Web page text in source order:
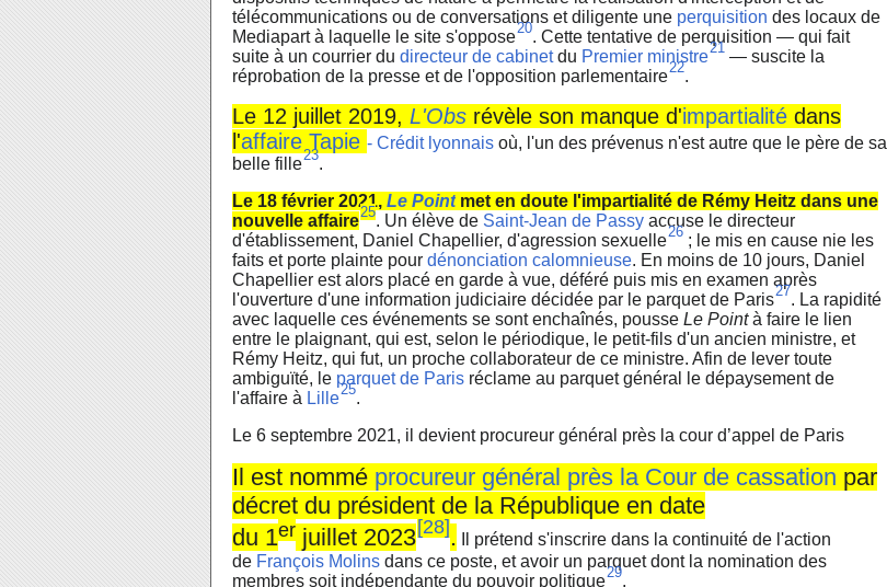
télécommunications ou de conversations et diligente une perquisition des locaux de
Mediapart à laquelle le site s'oppose20. Cette tentative de perquisition — qui fait
suite à un courrier du directeur de cabinet du Premier ministre21 — suscite la
réprobation de la presse et de l'opposition parlementaire22.
Le 12 juillet 2019, L'Obs révèle son manque d'impartialité dans
l'affaire Tapie - Crédit lyonnais où, l'un des prévenus n'est autre que le père de sa
belle fille23.
Le 18 février 2021, Le Point met en doute l'impartialité de Rémy Heitz dans une
nouvelle affaire25. Un élève de Saint-Jean de Passy accuse le directeur
d'établissement, Daniel Chapellier, d'agression sexuelle26 ; le mis en cause nie les
faits et porte plainte pour dénonciation calomnieuse. En moins de 10 jours, Daniel
Chapellier est alors placé en garde à vue, déféré puis mis en examen après
l'ouverture d'une information judiciaire décidée par le parquet de Paris27. La rapidité
avec laquelle ces événements se sont enchaînés, pousse Le Point à faire le lien
entre le plaignant, qui est, selon le périodique, le petit-fils d'un ancien ministre, et
Rémy Heitz, qui fut, un proche collaborateur de ce ministre. Afin de lever toute
ambiguïté, le parquet de Paris réclame au parquet général le dépaysement de
l'affaire à Lille25.
Le 6 septembre 2021, il devient procureur général près la cour d’appel de Paris
Il est nommé procureur général près la Cour de cassation par
décret du président de la République en date
du 1er juillet 2023[28] . Il prétend s'inscrire dans la continuité de l'action
de François Molins dans ce poste, et avoir un parquet dont la nomination des
membres soit indépendante du pouvoir politique29.